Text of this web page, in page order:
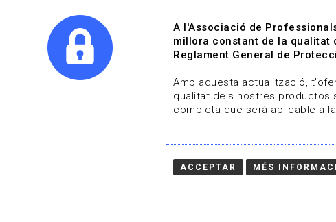
Qui som
A l'Associació de
millora constant de la qualitat
Reglament General de
Amb aquesta actualització,
qualitat dels nostres
completa que serà aplicable a
ACCEPTAR MÉS